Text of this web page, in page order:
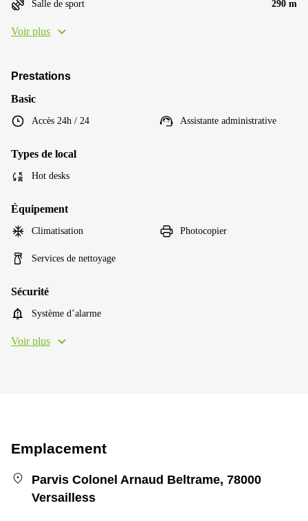
Salle de sport 290 m
Voir plus
Prestations
Basic
Accès 24h / 24 Assistante administrative
Types de local
Hot desks
Équipement
Climatisation Photocopier
Services de nettoyage
Sécurité
Système d’alarme
Voir plus
Emplacement
Parvis Colonel Arnaud Beltrame, 78000
Versailless